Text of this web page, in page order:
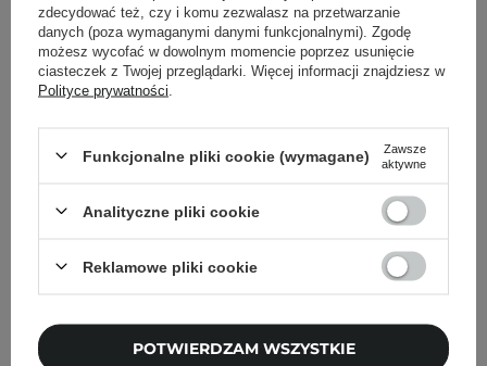
Inni klienci sprawdzali również
zdecydować też, czy i komu zezwalasz na przetwarzanie
danych (poza wymaganymi danymi funkcjonalnymi). Zgodę
możesz wycofać w dowolnym momencie poprzez usunięcie
ciasteczek z Twojej przeglądarki. Więcej informacji znajdziesz w
Polityce prywatności
Funkcjonalne pliki cookie (wymagane)
Zawsze
aktywne
Analityczne pliki cookie
Reklamowe pliki cookie
POTWIERDZAM WSZYSTKIE